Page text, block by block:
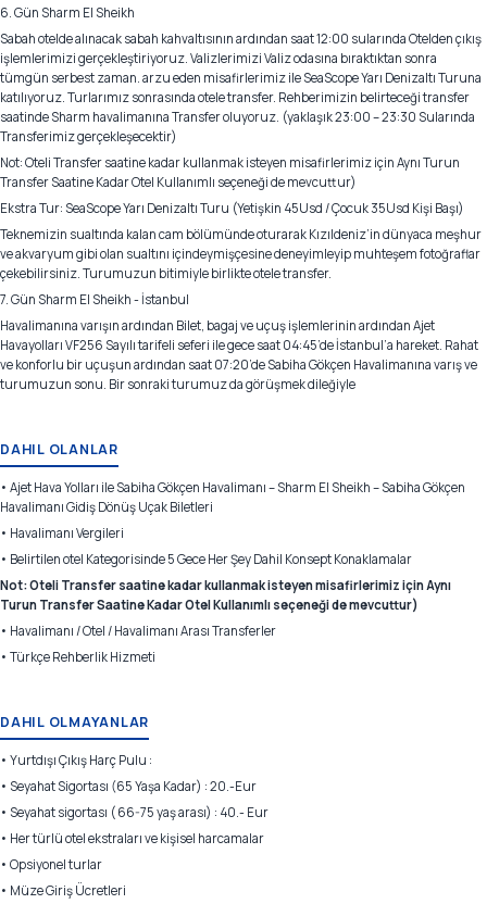
6. Gün Sharm El Sheikh
Sabah otelde alınacak sabah kahvaltısının ardından saat 12:00 sularında Otelden çıkış
işlemlerimizi gerçekleştiriyoruz. Valizlerimizi Valiz odasına bıraktıktan sonra
tümgün serbest zaman. arzu eden misafirlerimiz ile SeaScope Yarı Denizaltı Turuna
katılıyoruz. Turlarımız sonrasında otele transfer. Rehberimizin belirteceği transfer
saatinde Sharm havalimanına Transfer oluyoruz. (yaklaşık 23:00 – 23:30 Sularında
Transferimiz gerçekleşecektir)
Not: Oteli Transfer saatine kadar kullanmak isteyen misafirlerimiz için Aynı Turun
Transfer Saatine Kadar Otel Kullanımlı seçeneği de mevcuttur)
Ekstra Tur: SeaScope Yarı Denizaltı Turu (Yetişkin 45Usd / Çocuk 35Usd Kişi Başı)
Teknemizin sualtında kalan cam bölümünde oturarak Kızıldeniz’in dünyaca meşhur
ve akvaryum gibi olan sualtını içindeymişçesine deneyimleyip muhteşem fotoğraflar
çekebilirsiniz. Turumuzun bitimiyle birlikte otele transfer.
7. Gün Sharm El Sheikh - İstanbul
Havalimanına varışın ardından Bilet, bagaj ve uçuş işlemlerinin ardından Ajet
Havayolları VF256 Sayılı tarifeli seferi ile gece saat 04:45’de İstanbul’a hareket. Rahat
ve konforlu bir uçuşun ardından saat 07:20’de Sabiha Gökçen Havalimanına varış ve
turumuzun sonu. Bir sonraki turumuz da görüşmek dileğiyle
DAHIL OLANLAR
• Ajet Hava Yolları ile Sabiha Gökçen Havalimanı – Sharm El Sheikh – Sabiha Gökçen
Havalimanı Gidiş Dönüş Uçak Biletleri
• Havalimanı Vergileri
• Belirtilen otel Kategorisinde 5 Gece Her Şey Dahil Konsept Konaklamalar
Not: Oteli Transfer saatine kadar kullanmak isteyen misafirlerimiz için Aynı
Turun Transfer Saatine Kadar Otel Kullanımlı seçeneği de mevcuttur)
• Havalimanı / Otel / Havalimanı Arası Transferler
• Türkçe Rehberlik Hizmeti
DAHIL OLMAYANLAR
• Yurtdışı Çıkış Harç Pulu :
• Seyahat Sigortası (65 Yaşa Kadar) : 20.-Eur
• Seyahat sigortası ( 66-75 yaş arası) : 40.- Eur
• Her türlü otel ekstraları ve kişisel harcamalar
• Opsiyonel turlar
• Müze Giriş Ücretleri